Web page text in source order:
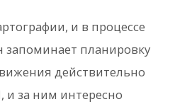
и в процессе
планировку
действительно
и за ним интересно